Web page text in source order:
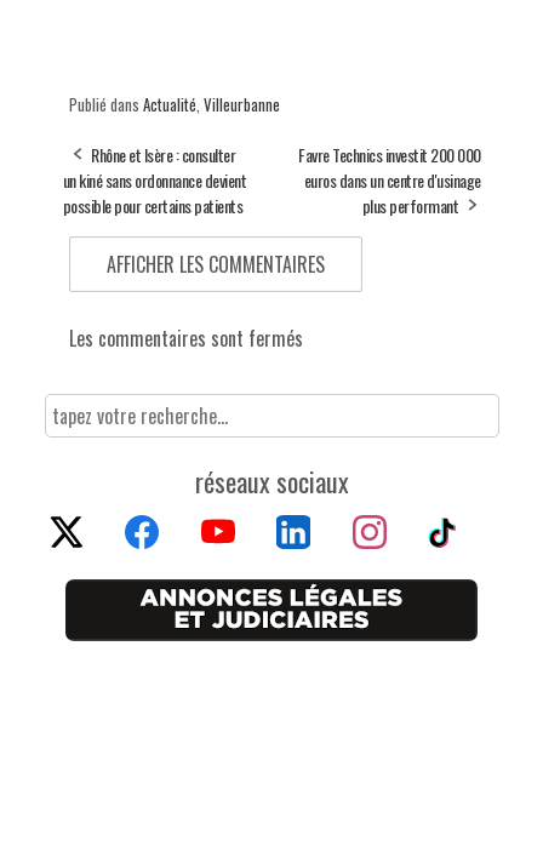
Publié dans Actualité Villeurbanne
Rhône et Isère : consulter
un kiné sans ordonnance devient
possible pour certains patients
Favre Technics investit 200 000
euros dans un centre d'usinage
plus performant
AFFICHER LES COMMENTAIRES
Les commentaires sont fermés
réseaux sociaux